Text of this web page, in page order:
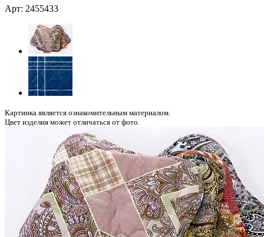
Арт: 2455433
Картинка является ознакомительным материалом.
Цвет изделия может отличаться от фото.